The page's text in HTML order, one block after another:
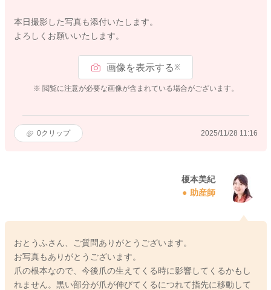
本日撮影した写真も添付いたします。
よろしくお願いいたします。
画像を表示する※
※ 閲覧に注意が必要な画像が含まれている場合がございます。
0クリップ 2025/11/28 11:16
榎本美紀
助産師
おとうふさん、ご質問ありがとうございます。
お写真もありがとうございます。
爪の根本なので、今後爪の生えてくる時に影響してくるかもし
れません。黒い部分が爪が伸びてくるにつれて指先に移動して